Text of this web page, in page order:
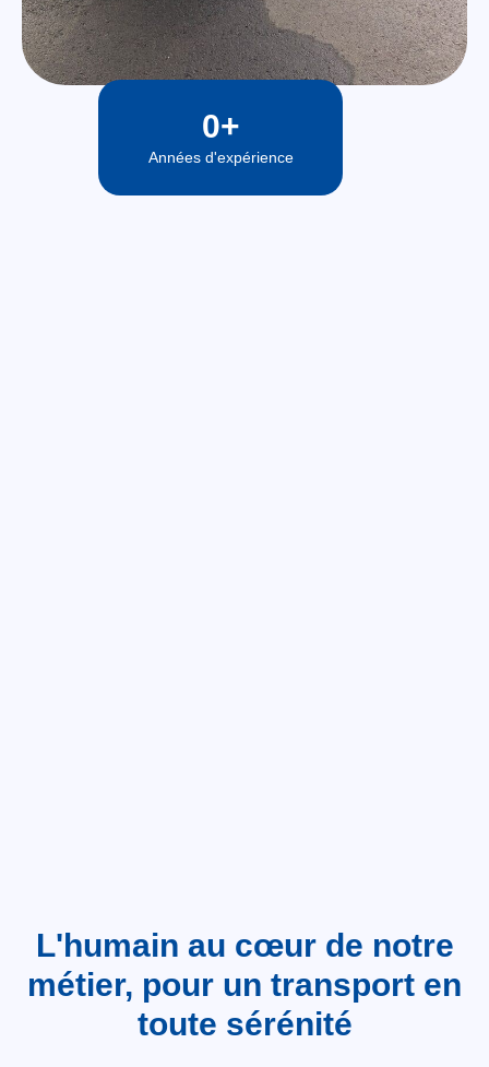
L'humain au cœur de notre
métier, pour un transport en
toute sérénité
Années d'expérience
0+